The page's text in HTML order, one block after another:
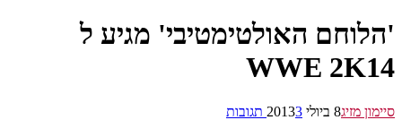
האולטימטיבי' מגיע ל
WWE
מזיג8 ביולי 2013 3 תגובות